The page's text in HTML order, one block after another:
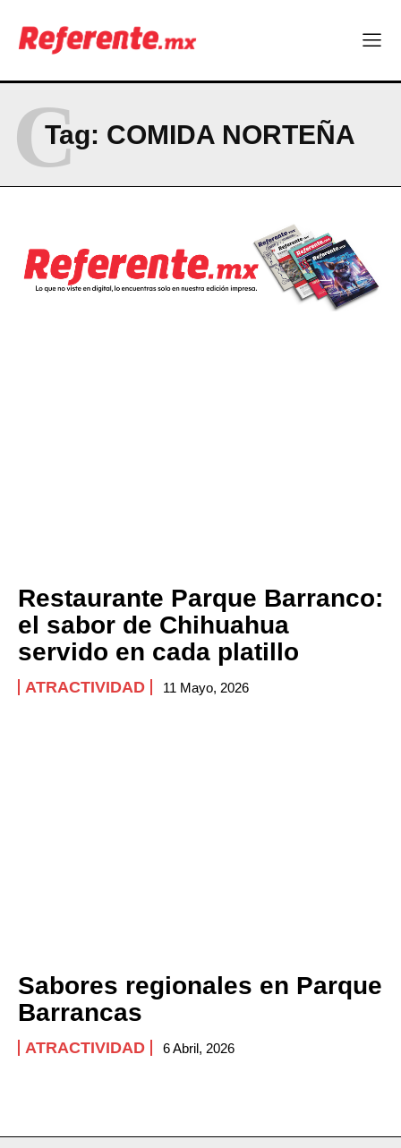
Tag: COMIDA NORTEÑA
C
Restaurante Parque Barranco:
el sabor de Chihuahua
servido en cada platillo
ATRACTIVIDAD 11 Mayo, 2026
Sabores regionales en Parque
Barrancas
ATRACTIVIDAD 6 Abril, 2026